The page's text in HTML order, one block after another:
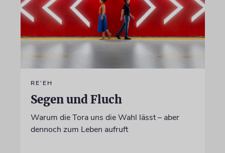
RE’EH
Segen und Fluch
Warum die Tora uns die Wahl lässt – aber
dennoch zum Leben aufruft